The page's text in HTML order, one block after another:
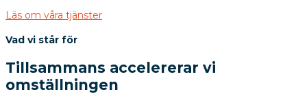
Läs om våra tjänster
Vad vi står för
Tillsammans accelererar vi
omställningen